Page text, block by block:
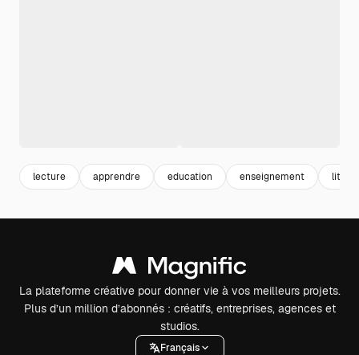
lecture apprendre education enseignement
La plateforme créative pour donner vie à vos meilleurs projets.
Plus d’un million d’abonnés : créatifs, entreprises, agences et
studios.
Français